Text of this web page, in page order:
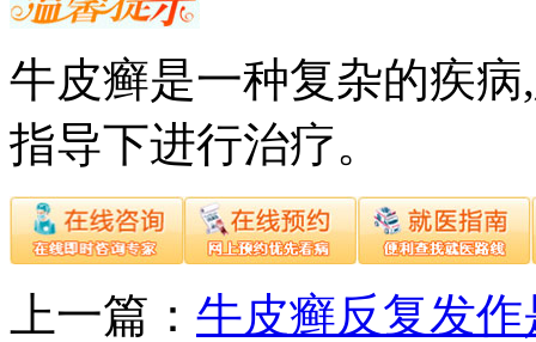
牛皮癣是一种复杂的疾
指导下进行治疗。
上一篇： 牛皮癣反复发